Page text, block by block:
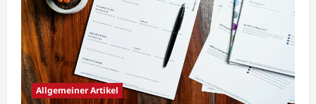
Allgemeiner Artikel